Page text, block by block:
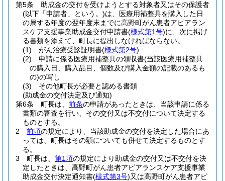
第5条
助成金の交付を受けようとする対象者又はその保護者
(以下「申請者」という。)は、医療用補整具を購入した日
の属する年度の翌年度末までに高野町がん患者アピアラン
スケア支援事業助成金交付申請書(様式第1号)に、次に掲げ
る書類を添えて、町長に提出しなければならない。
(1)
がん治療受診証明書(様式第2号)
(2)
申請に係る医療用補整具の領収書(当該医療用補整具
の購入日、購入品目、個数及び購入金額の記載のあるも
の)の写し
(3)
その他町長が必要と認める書類
(助成金の交付決定及び通知)
第6条
町長は、 前条の申請があったときは、当該申請に係る
書類の審査を行い、その交付又は不交付について決定する
ものとする。
2
前項の規定により、当該助成金の交付を決定した場合にあ
っては、町長はその額についても併せて決定するものとす
る。
3
町長は、 第1項の規定により助成金の交付又は不交付を決
定したときは、高野町がん患者アピアランスケア支援事業
助成金交付決定通知書(様式第3号)又は高野町がん患者アピ